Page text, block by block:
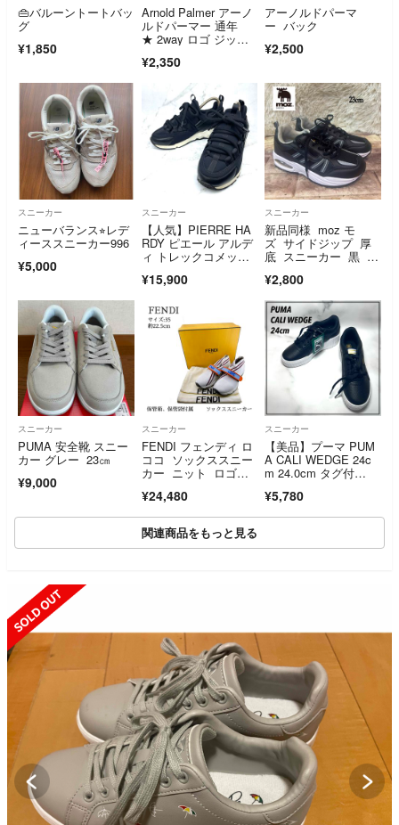
👜バルーントートバッ
グ
¥1,850
Arnold Palmer アーノ
ルドパーマー 通年
★ 2way ロゴ ジッ
ック Sz.F レディー
¥2,350
アーノルドパーマ
ー バック
¥2,500
スニーカー
ニューバランス⭐︎レデ
ィーススニーカー996
¥5,000
スニーカー
【人気】PIERRE HA
RDY ピエール アルデ
ィ トレックコメッ
ー
¥15,900
スニーカー
新品同様 moz モ
ズ サイドジップ 厚
底 スニーカー 黒 23
¥2,800
スニーカー
PUMA 安全靴 スニー
カー グレー 23㎝
¥9,000
スニーカー
FENDI フェンディ ロ
ココ ソックススニー
カー ニット ロゴベ
¥24,480
スニーカー
【美品】プーマ PUM
A CALI WEDGE 24c
m 24.0cm タグ付
ク 厚底 373438-02
¥5,780
関連商品をもっと見る